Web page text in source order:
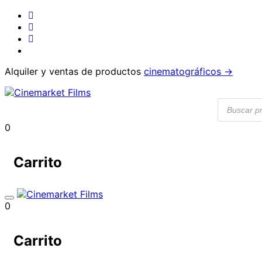
Alquiler y ventas de productos cinematográficos →
Búsqueda
de
productos
0
Carrito
0
Carrito